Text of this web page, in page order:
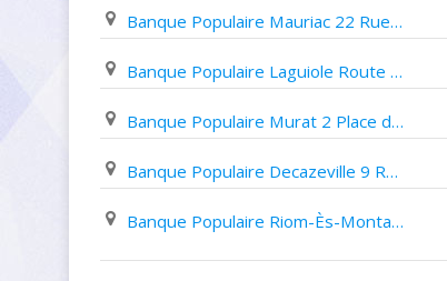
Banque Populaire Mauriac 22 Rue de La République
Banque Populaire Laguiole Route Nationale
Banque Populaire Murat 2 Place de L'hôtel de Ville
Banque Populaire Decazeville 9 Rue Cabrol
Banque Populaire Riom-Ès-Montagnes 9 Rue Du Commandant Monier